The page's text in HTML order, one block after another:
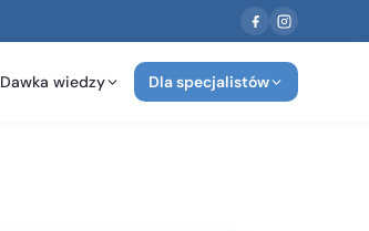
Dawka wiedzy Dla specjalistów